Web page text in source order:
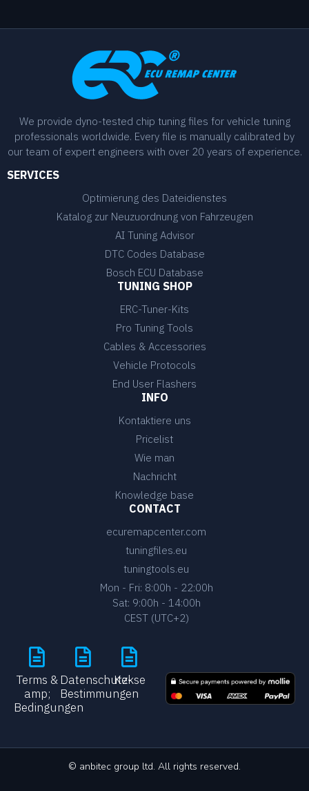
We provide dyno-tested chip tuning files for vehicle tuning
professionals worldwide. Every file is manually calibrated by
our team of expert engineers with over 20 years of experience.
SERVICES
Optimierung des Dateidienstes
Katalog zur Neuzuordnung von Fahrzeugen
AI Tuning Advisor
DTC Codes Database
Bosch ECU Database
TUNING SHOP
ERC-Tuner-Kits
Pro Tuning Tools
Cables & Accessories
Vehicle Protocols
End User Flashers
INFO
Kontaktiere uns
Pricelist
Wie man
Nachricht
Knowledge base
CONTACT
ecuremapcenter.com
tuningfiles.eu
tuningtools.eu
Mon - Fri: 8:00h - 22:00h
Sat: 9:00h - 14:00h
CEST (UTC+2)
Terms &
amp;
Bedingungen
Datenschutz-
Bestimmungen
Kekse
© anbitec group ltd. All rights reserved.